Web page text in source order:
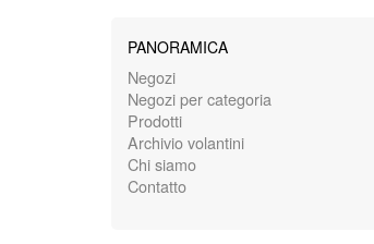
PANORAMICA
Negozi
Negozi per categoria
Prodotti
Archivio volantini
Chi siamo
Contatto